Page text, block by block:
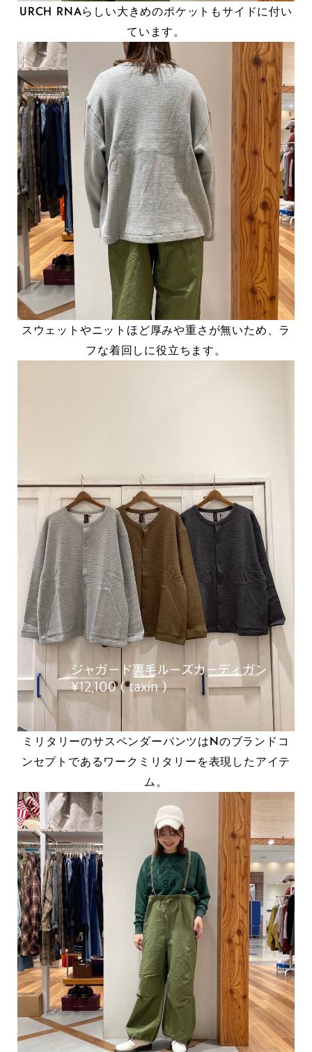
URCH RNAらしい大きめのポケットもサイドに付い
ています。
スウェットやニットほど厚みや重さが無いため、ラ
フな着回しに役立ちます。
ミリタリーのサスペンダーパンツはNのブランドコ
ンセプトであるワークミリタリーを表現したアイテ
ム。